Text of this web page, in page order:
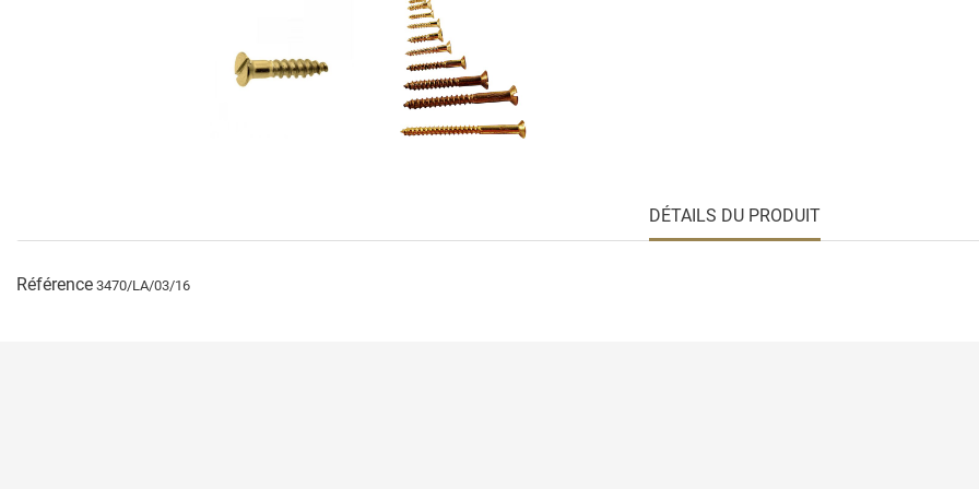
DÉTAILS DU PRODUIT
Référence 3470/LA/03/16